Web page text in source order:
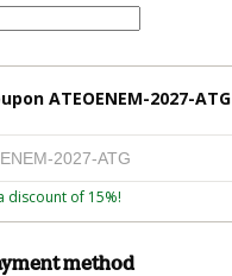
ATEOENEM-2027-ATG
discount of 15%!
method